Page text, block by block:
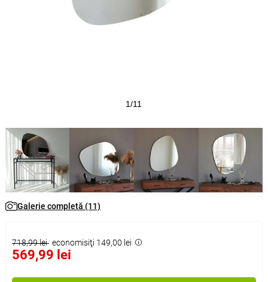
1/11
Galerie completă (11)
718,99 lei economisiţi 149,00 lei
569,99 lei